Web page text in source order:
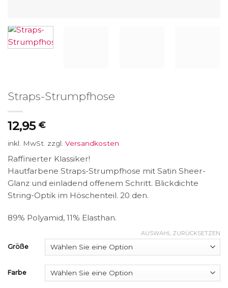
Straps-Strumpfhose
12,95 €
inkl. MwSt. zzgl. Versandkosten
Raffinierter Klassiker!
Hautfarbene Straps-Strumpfhose mit Satin Sheer-
Glanz und einladend offenem Schritt. Blickdichte
String-Optik im Höschenteil. 20 den.
89% Polyamid, 11% Elasthan.
Größe
Farbe
AUSWAHL ZURÜCKSETZEN